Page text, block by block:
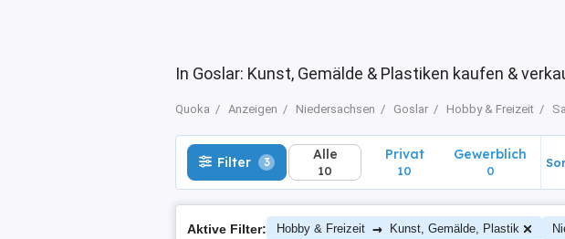
In Goslar: Kunst, Gemälde & Plastiken kaufen &
Quoka Anzeigen Niedersachsen Goslar Hobby & Freizeit
Filter 3 Alle
10
Privat
10
Gewerblich
0
Aktive Filter: Hobby & Freizeit → Kunst, Gemälde, Plastik